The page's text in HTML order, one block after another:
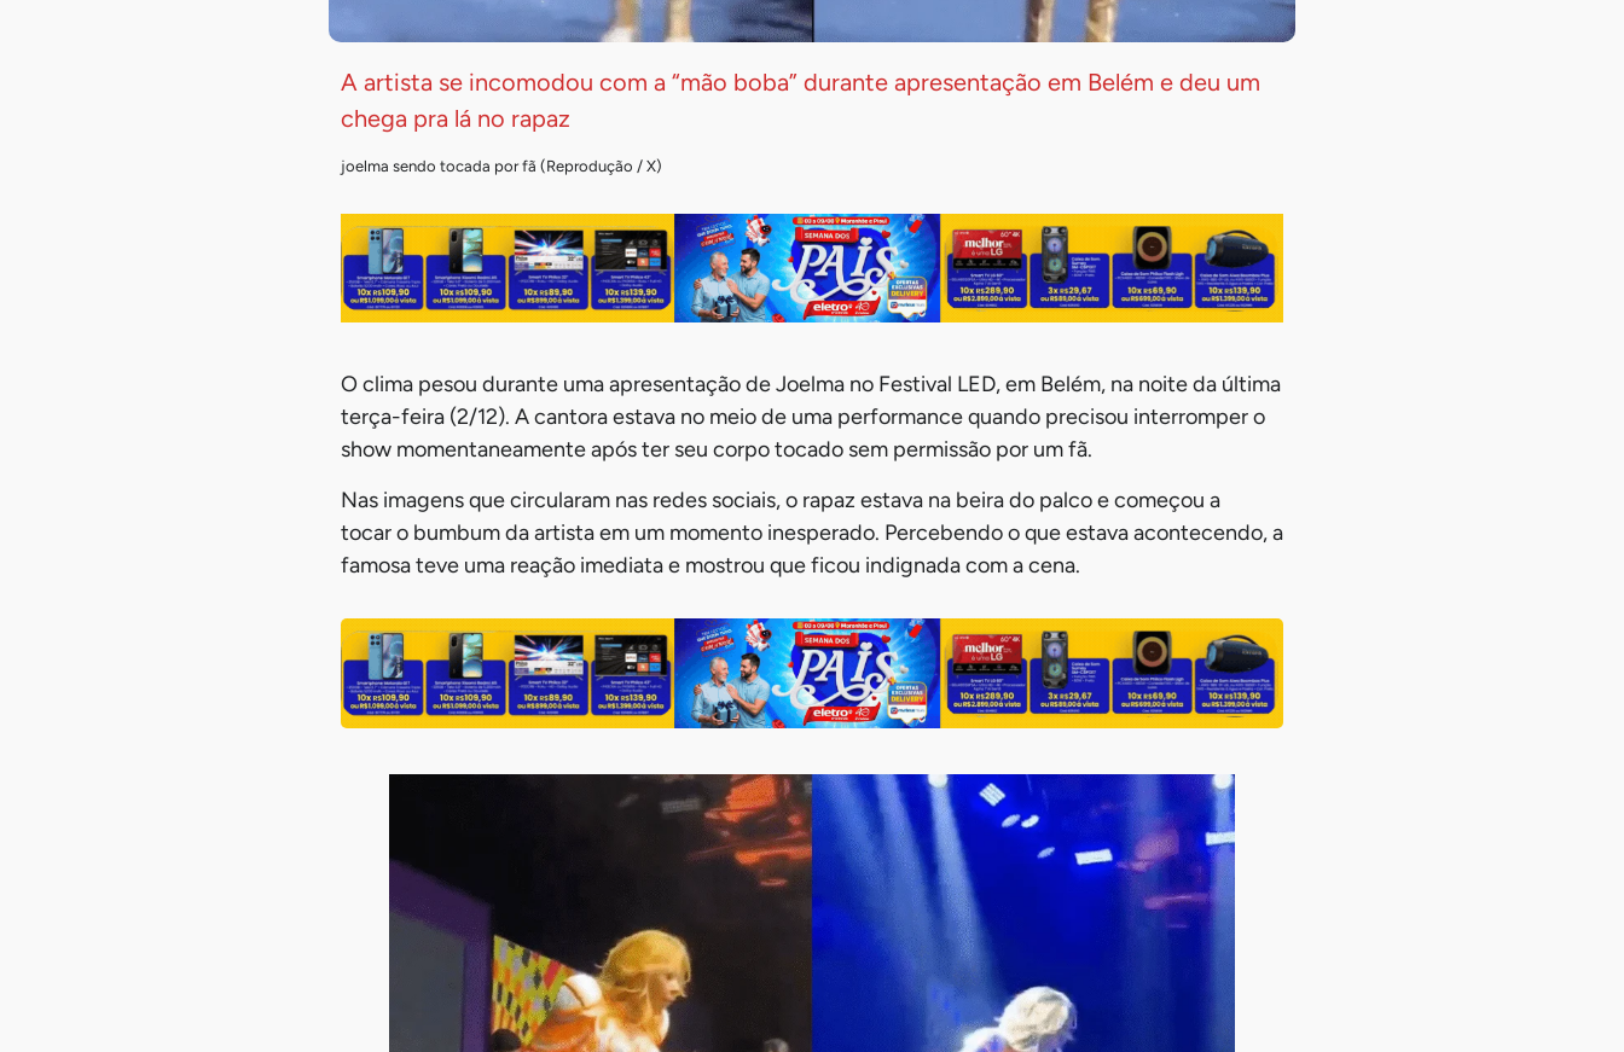
A artista se incomodou com a “mão boba” durante apresentação em Belém e deu um
chega pra lá no rapaz
joelma sendo tocada por fã (Reprodução / X)
O clima pesou durante uma apresentação de Joelma no Festival LED, em Belém, na noite da última
terça-feira (2/12). A cantora estava no meio de uma performance quando precisou interromper o
show momentaneamente após ter seu corpo tocado sem permissão por um fã.
Nas imagens que circularam nas redes sociais, o rapaz estava na beira do palco e começou a
tocar o bumbum da artista em um momento inesperado. Percebendo o que estava acontecendo, a
famosa teve uma reação imediata e mostrou que ficou indignada com a cena.